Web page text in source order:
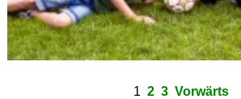
1 2 3 Vorwärts